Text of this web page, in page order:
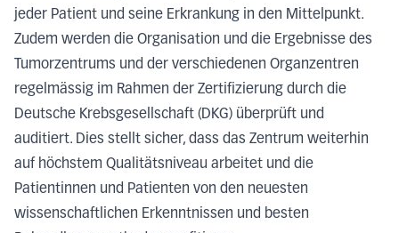
jeder Patient und seine Erkrankung in den Mittelpunkt.
Zudem werden die Organisation und die Ergebnisse des
Tumorzentrums und der verschiedenen Organzentren
regelmässig im Rahmen der Zertifizierung durch die
Deutsche Krebsgesellschaft (DKG) überprüft und
auditiert. Dies stellt sicher, dass das Zentrum weiterhin
auf höchstem Qualitätsniveau arbeitet und die
Patientinnen und Patienten von den neuesten
wissenschaftlichen Erkenntnissen und besten